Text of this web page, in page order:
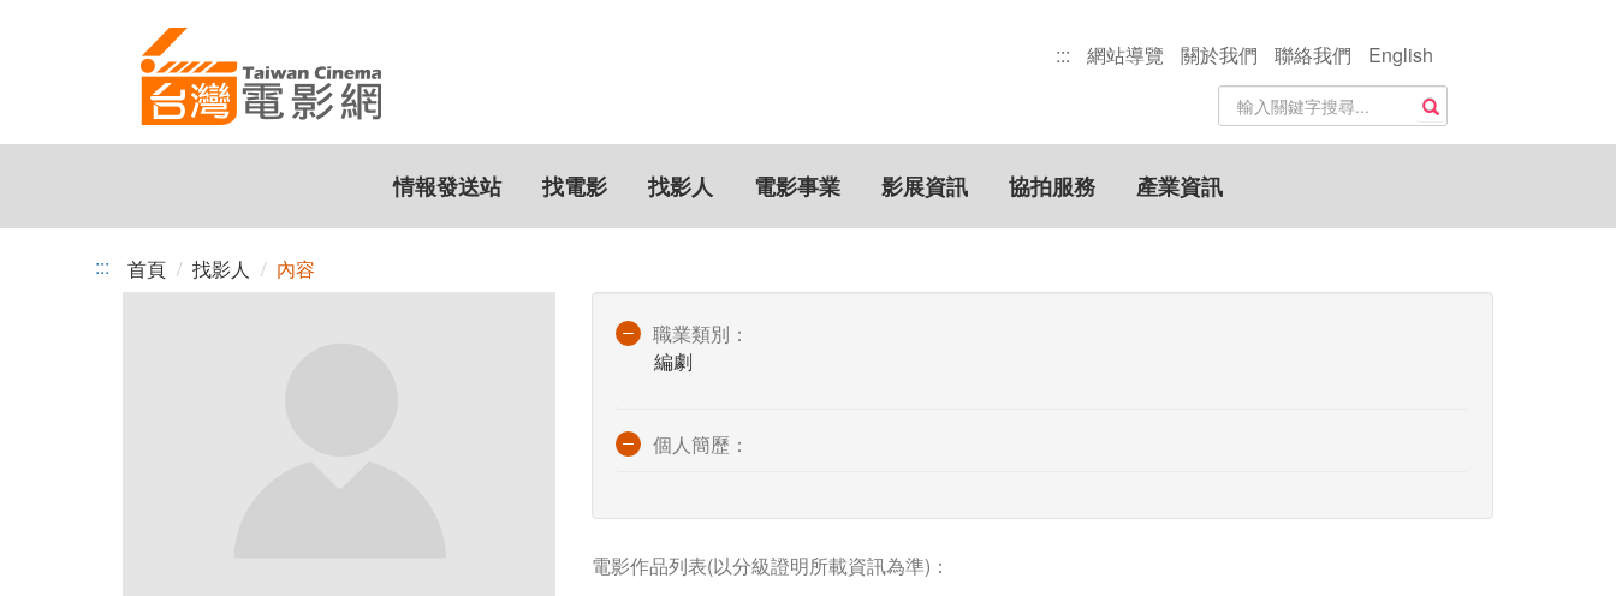
::: 網站導覽 關於我們 聯絡我們
English
站
內
搜
尋
關
鍵
搜尋
情報發送站 找電影 找影人 電影事業 影展資訊 協拍服務 產業資訊
::: 首頁 找影人 內容
職業類別：
編劇
個人簡歷：
電影作品列表(以分級證明所載資訊為準)：